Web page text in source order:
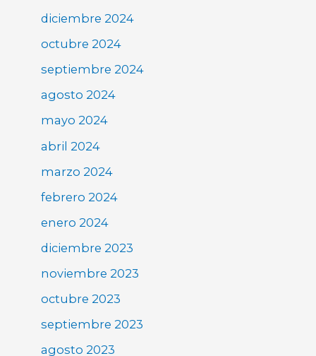
diciembre 2024
octubre 2024
septiembre 2024
agosto 2024
mayo 2024
abril 2024
marzo 2024
febrero 2024
enero 2024
diciembre 2023
noviembre 2023
octubre 2023
septiembre 2023
agosto 2023